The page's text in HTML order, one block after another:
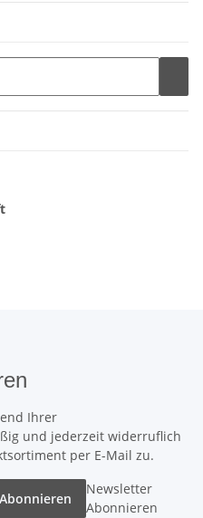
Ihrer
und jederzeit widerruflich
per E-Mail zu.
Abonnieren
Newsletter
Abonnieren